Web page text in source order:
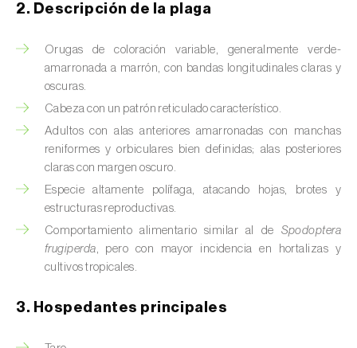
Barrenador del tallo del maíz (
Barrenador del té (Euwallacea fornicatus, E.
fornicatior, E. perbrevis e E. kuroshio)
Barrenador del tomate (Neoleucinodes
elegantalis)
Barrenillo del almendro (
Barrenillo del olmo ( Scolytus multistriatus
Barrenillo grabador (Ips acuminatus)
Barrenillo tipografo del abeto rojo (
2. Descripción de la plaga
Orugas de coloración variable, generalmente verde-
amarronada a marrón, con bandas longitudinales claras y
oscuras.
Cabeza con un patrón reticulado característico.
Adultos con alas anteriores amarronadas con manchas
reniformes y orbiculares bien definidas; alas posteriores
claras con margen oscuro.
Especie altamente polífaga, atacando hojas, brotes y
estructuras reproductivas.
Comportamiento alimentario similar al de Spodoptera
frugiperda, pero con mayor incidencia en hortalizas y
cultivos tropicales.
3. Hospedantes principales